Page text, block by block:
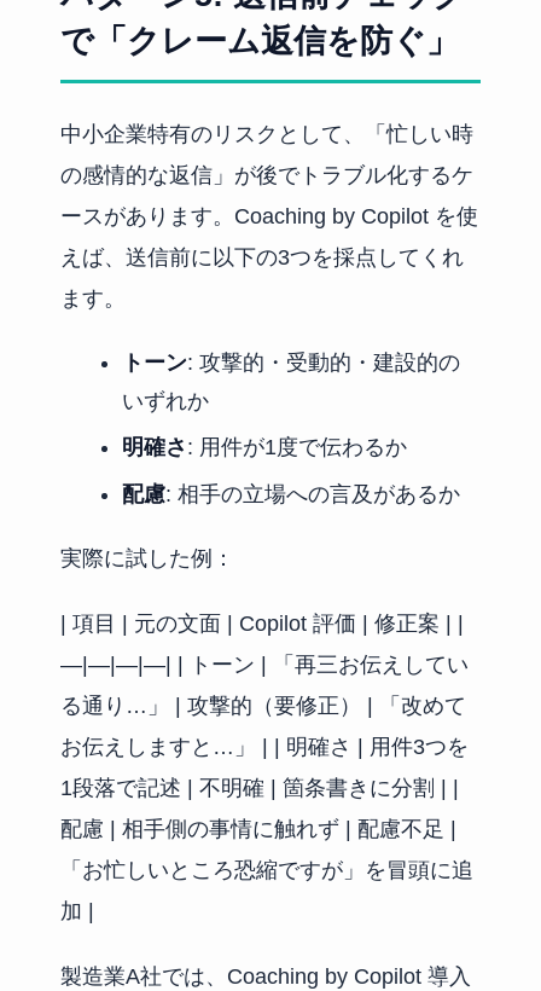
で「クレーム返信を防ぐ」
中小企業特有のリスクとして、「忙しい時
の感情的な返信」が後でトラブル化するケ
ースがあります。Coaching by Copilot を使
えば、送信前に以下の3つを採点してくれ
ます。
トーン: 攻撃的・受動的・建設的の
いずれか
明確さ : 用件が1度で伝わるか
配慮: 相手の立場への言及があるか
実際に試した例：
| 項目 | 元の文面 | Copilot 評価 | 修正案 | |
—|—|—|—| | トーン | 「再三お伝えしてい
る通り…」 | 攻撃的（要修正） | 「改めて
お伝えしますと…」 | | 明確さ | 用件3つを
1段落で記述 | 不明確 | 箇条書きに分割 | |
配慮 | 相手側の事情に触れず | 配慮不足 |
「お忙しいところ恐縮ですが」を冒頭に追
加 |
製造業A社では、Coaching by Copilot 導入